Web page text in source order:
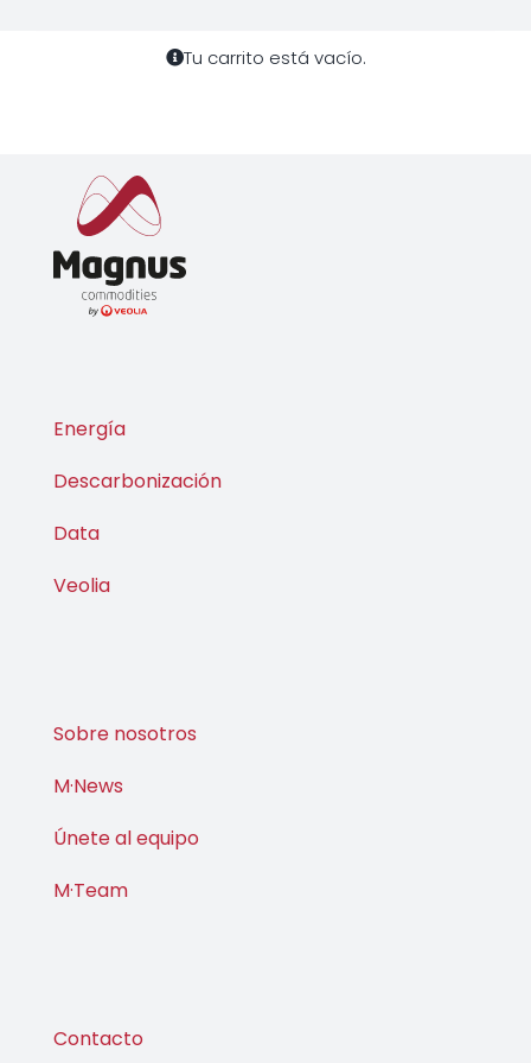
Tu carrito está vacío.
Energía
Descarbonización
Data
Veolia
Sobre nosotros
M·News
Únete al equipo
M·Team
Contacto